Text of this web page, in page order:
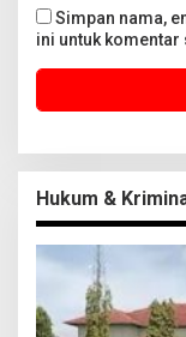
Simpan nama,
ini untuk komentar
Hukum &